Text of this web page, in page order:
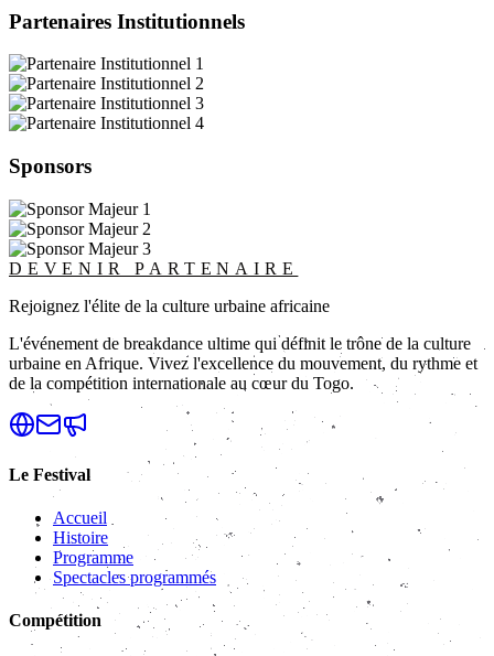
Partenaires Institutionnels
Sponsors
DEVENIR PARTENAIRE
Rejoignez l'élite de la culture urbaine africaine
L'événement de breakdance ultime qui définit le trône de la culture
urbaine en Afrique. Vivez l'excellence du mouvement, du rythme et
de la compétition internationale au cœur du Togo.
Le Festival
Accueil
Histoire
Programme
Spectacles programmés
Compétition